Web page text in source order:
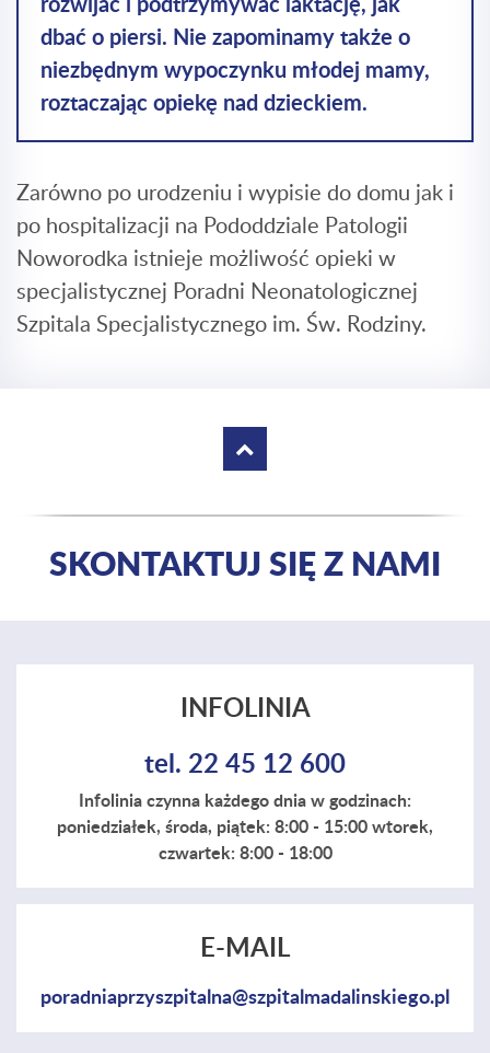
dbać o piersi. Nie zapominamy także o
niezbędnym wypoczynku młodej mamy,
roztaczając opiekę nad dzieckiem.
Zarówno po urodzeniu i wypisie do domu jak i
po hospitalizacji na Pododdziale Patologii
Noworodka istnieje możliwość opieki w
specjalistycznej Poradni Neonatologicznej
Szpitala Specjalistycznego im. Św. Rodziny.
SKONTAKTUJ SIĘ Z NAMI
INFOLINIA
tel. 22 45 12 600
Infolinia czynna każdego dnia w godzinach:
poniedziałek, środa, piątek: 8:00 - 15:00 wtorek,
czwartek: 8:00 - 18:00
E-MAIL
poradniaprzyszpitalna@szpitalmadalinskiego.pl